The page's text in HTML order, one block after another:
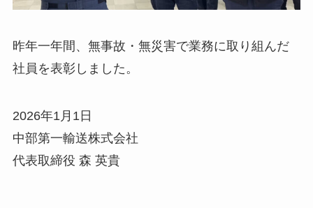
昨年一年間、無事故・無災害で業務に取り組んだ
社員を表彰しました。
2026年1月1日
中部第一輸送株式会社
代表取締役 森 英貴